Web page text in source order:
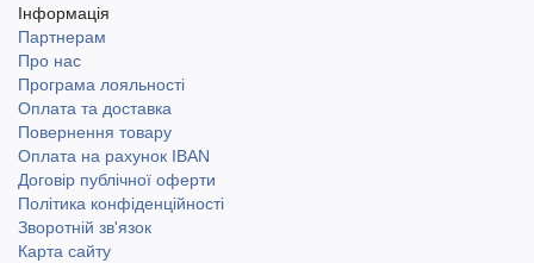
Інформація
Партнерам
Про нас
Програма лояльності
Оплата та доставка
Повернення товару
Оплата на рахунок IBAN
Договір публічної оферти
Політика конфіденційності
Зворотній зв'язок
Карта сайту